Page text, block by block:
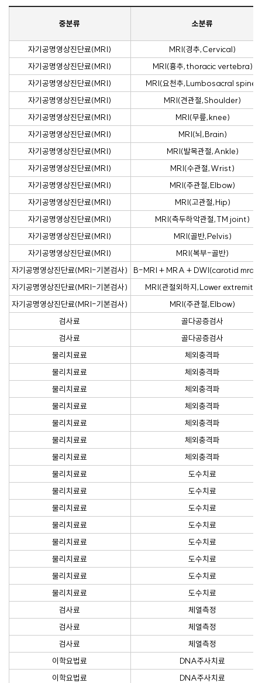
중분류 소분류
자기공명영상진단료(MRI)
MRI(경추,Cervical)
자기공명영상진단료(MRI)
MRI(흉추,thoracic vertebra)
자기공명영상진단료(MRI)
MRI(요천추,Lumbosacral spine)
자기공명영상진단료(MRI)
MRI(견관절,Shoulder)
자기공명영상진단료(MRI)
MRI(무릎,knee)
자기공명영상진단료(MRI)
MRI(뇌,Brain)
자기공명영상진단료(MRI)
MRI(발목관절,Ankle)
자기공명영상진단료(MRI)
MRI(수관절,Wrist)
자기공명영상진단료(MRI)
MRI(주관절,Elbow)
자기공명영상진단료(MRI)
MRI(고관절,Hip)
자기공명영상진단료(MRI)
MRI(측두하악관절,TM joint)
자기공명영상진단료(MRI)
MRI(골반,Pelvis)
자기공명영상진단료(MRI)
MRI(복부-골반)
자기공명영상진단료(MRI-기본검사)
B-MRI + MRA + DWI(carotid mra
자기공명영상진단료(MRI-기본검사)
MRI(관절외하지,Lower extremity)
자기공명영상진단료(MRI-기본검사)
MRI(주관절,Elbow)
검사료
골다공증검사
검사료
골다공증검사
물리치료료
체외충격파
물리치료료
체외충격파
물리치료료
체외충격파
물리치료료
체외충격파
물리치료료
체외충격파
물리치료료
체외충격파
물리치료료
체외충격파
물리치료료
도수치료
물리치료료
도수치료
물리치료료
도수치료
물리치료료
도수치료
물리치료료
도수치료
물리치료료
도수치료
물리치료료
도수치료
물리치료료
도수치료
검사료
체열측정
검사료
체열측정
검사료
체열측정
이학요법료
DNA주사치료
이학요법료
DNA주사치료